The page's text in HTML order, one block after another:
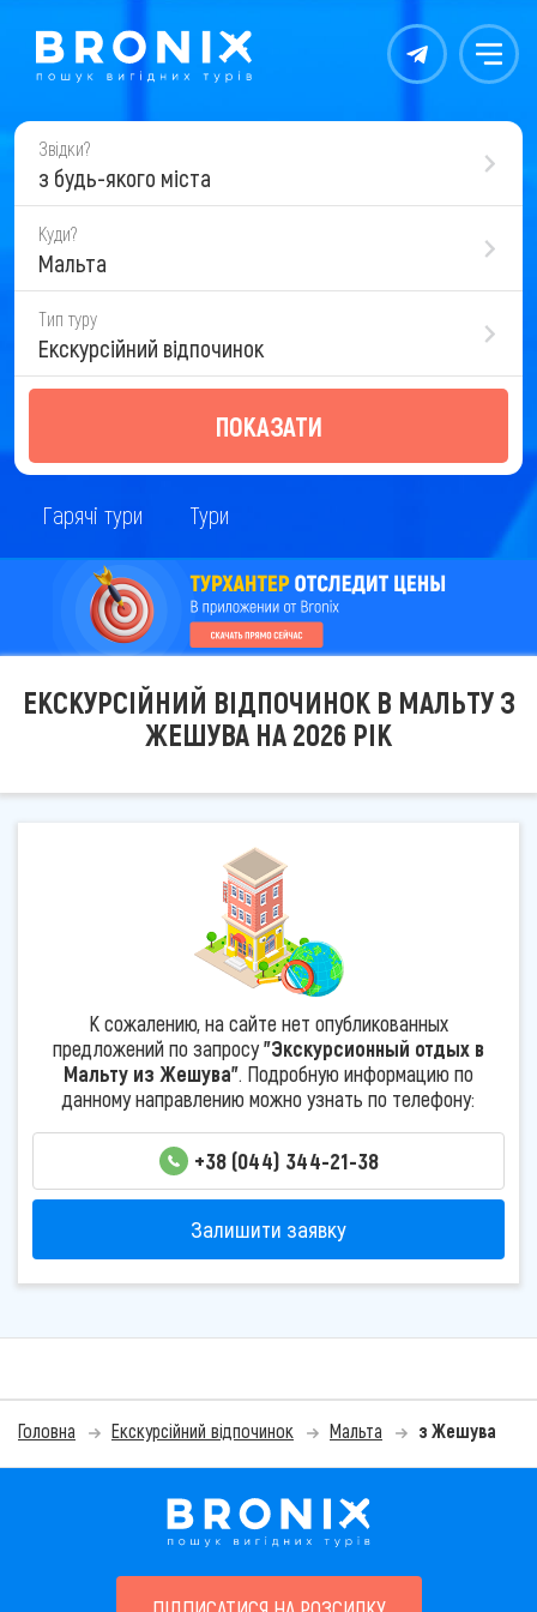
Контакты Меню
Звідки?
з будь-якого міста
Куди?
Мальта
Тип туру
Екскурсійний відпочинок
ПОКАЗАТИ
Гарячі тури Тури
ЕКСКУРСІЙНИЙ ВІДПОЧИНОК В МАЛЬТУ З
ЖЕШУВА НА 2026 РІК
К сожалению, на сайте нет опубликованных
предложений по запросу"Экскурсионный отдых в
Мальту из Жешува". Подробную информацию по
данному направлению можно узнать по телефону:
+38 (044) 344-21-38
Залишити заявку
Головна Екскурсійний відпочинок Мальта з Жешува